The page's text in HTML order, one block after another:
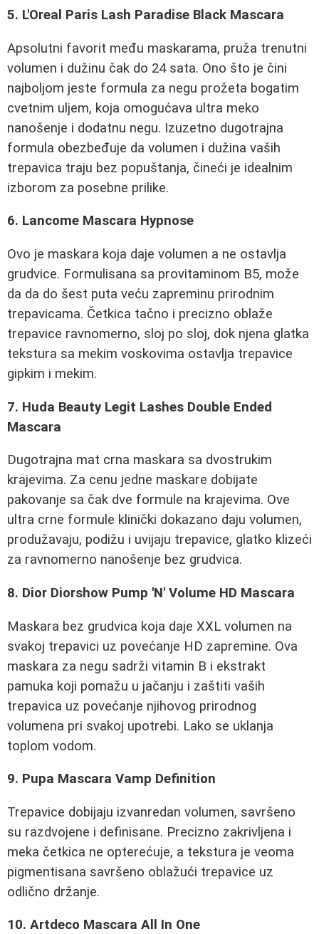
5. L'Oreal Paris Lash Paradise Black Mascara
Apsolutni favorit među maskarama, pruža trenutni
volumen i dužinu čak do 24 sata. Ono što je čini
najboljom jeste formula za negu prožeta bogatim
cvetnim uljem, koja omogućava ultra meko
nanošenje i dodatnu negu. Izuzetno dugotrajna
formula obezbeđuje da volumen i dužina vaših
trepavica traju bez popuštanja, čineći je idealnim
izborom za posebne prilike.
6. Lancome Mascara Hypnose
Ovo je maskara koja daje volumen a ne ostavlja
grudvice. Formulisana sa provitaminom B5, može
da da do šest puta veću zapreminu prirodnim
trepavicama. Četkica tačno i precizno oblaže
trepavice ravnomerno, sloj po sloj, dok njena glatka
tekstura sa mekim voskovima ostavlja trepavice
gipkim i mekim.
7. Huda Beauty Legit Lashes Double Ended
Mascara
Dugotrajna mat crna maskara sa dvostrukim
krajevima. Za cenu jedne maskare dobijate
pakovanje sa čak dve formule na krajevima. Ove
ultra crne formule klinički dokazano daju volumen,
produžavaju, podižu i uvijaju trepavice, glatko klizeći
za ravnomerno nanošenje bez grudvica.
8. Dior Diorshow Pump 'N' Volume HD Mascara
Maskara bez grudvica koja daje XXL volumen na
svakoj trepavici uz povećanje HD zapremine. Ova
maskara za negu sadrži vitamin B i ekstrakt
pamuka koji pomažu u jačanju i zaštiti vaših
trepavica uz povećanje njihovog prirodnog
volumena pri svakoj upotrebi. Lako se uklanja
toplom vodom.
9. Pupa Mascara Vamp Definition
Trepavice dobijaju izvanredan volumen, savršeno
su razdvojene i definisane. Precizno zakrivljena i
meka četkica ne opterećuje, a tekstura je veoma
pigmentisana savršeno oblažući trepavice uz
odlično držanje.
10. Artdeco Mascara All In One